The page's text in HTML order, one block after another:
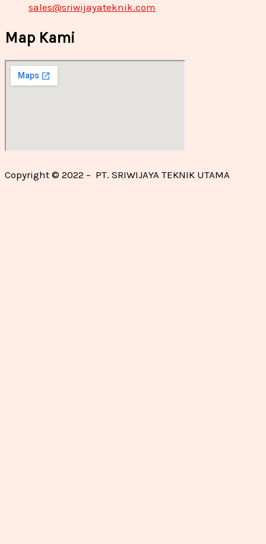
sales@sriwijayateknik.com
Map Kami
Copyright © 2022 – PT. SRIWIJAYA TEKNIK UTAMA